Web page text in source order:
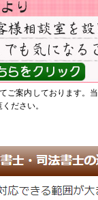
ご案内しております。
ださい。